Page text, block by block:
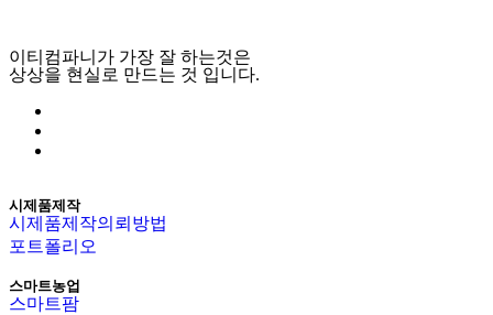
이티컴파니가 가장 잘 하는것은
상상을 현실로 만드는 것 입니다.
시제품제작
시제품제작의뢰방법
포트폴리오
스마트농업
스마트팜